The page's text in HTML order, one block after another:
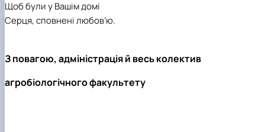
Щоб були у Вашім домі
Серця, сповнені любов’ю.
З повагою, адміністрація й весь колектив
агробіологічного факультету